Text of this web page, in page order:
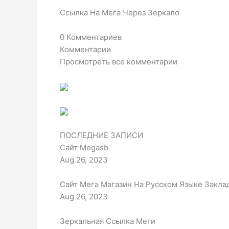
Ссылка На Мега Через Зеркало
0 Комментариев
Комментарии
Просмотреть все комментарии
ПОСЛЕДНИЕ ЗАПИСИ
Сайт Megasb
Aug 26, 2023
Сайт Мега Магазин На Русском Языке
Aug 26, 2023
Зеркальная Ссылка Меги